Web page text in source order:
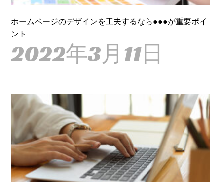
ホームページのデザインを工夫するなら●●●が重要ポイ
ント
2022年3月11日